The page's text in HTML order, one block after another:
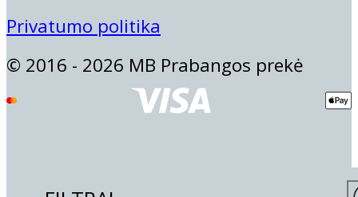
© 2016 - 2026 MB Prabangos prekė
Privatumo politika